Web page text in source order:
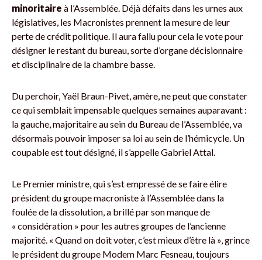
minoritaire à l’Assemblée. Déjà défaits dans les urnes aux
législatives, les Macronistes prennent la mesure de leur
perte de crédit politique. Il aura fallu pour cela le vote pour
désigner le restant du bureau, sorte d’organe décisionnaire
et disciplinaire de la chambre basse.
Du perchoir, Yaël Braun-Pivet, amère, ne peut que constater
ce qui semblait impensable quelques semaines auparavant :
la gauche, majoritaire au sein du Bureau de l’Assemblée, va
désormais pouvoir imposer sa loi au sein de l’hémicycle. Un
coupable est tout désigné, il s’appelle Gabriel Attal.
Le Premier ministre, qui s’est empressé de se faire élire
président du groupe macroniste à l’Assemblée dans la
foulée de la dissolution, a brillé par son manque de
« considération » pour les autres groupes de l’ancienne
majorité. « Quand on doit voter, c’est mieux d’être là », grince
le président du groupe Modem Marc Fesneau, toujours